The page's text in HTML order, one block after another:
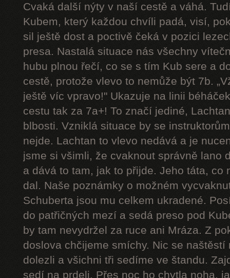
Cvaká další nýty v naší cestě a váhá.
Kubem, který každou chvíli padá, visí,
sil ještě dost a poctivě čeká v pozici
presa. Nastalá situace nás všechny
hubu plnou řečí, co se s tím Kub sere a
cestě, protože vlevo to nemůže být 7b.
ještě víc vpravo!" Ukazuje na linii
cestu tak za 7a+! To značí jediné,
blbosti. Vzniklá situace by se
nejde. Lachtan to vlevo nedává a je
jsme si všimli, že cvaknout správně lano
a dává to tam, jak to přijde. Jeho táta, co
dal. Naše poznámky o možném
Schuberta jsou mu celkem ukradené.
do patřičných mezí a sedá preso pod
by tam nevydržel za ruce ani Mráza. Z
doslova chčijeme smíchy. Nic se naštěstí
dolezli a všichni tři sedíme ve štandu.
sedí na prdeli. Přes noc ho chytla noha,